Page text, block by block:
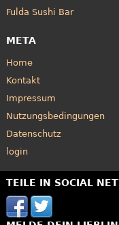
Fulda Sushi Bar
META
Home
Kontakt
Impressum
Nutzungsbedingungen
Datenschutz
login
TEILE IN SOCIAL